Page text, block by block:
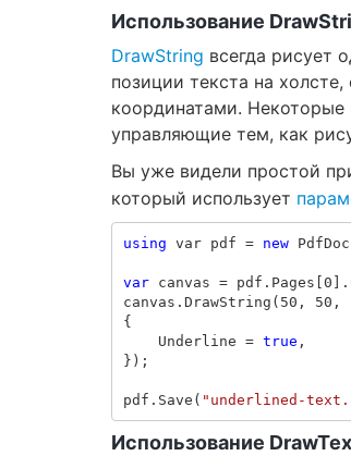
Использование
DrawString всегда рисует
позиции текста на
координатами. Некоторые
управляющие тем, как
Вы уже видели простой
который использует
using var pdf = new
var canvas = pdf . Pages 0 ].
canvas . DrawString ( 50 , 50 ,
{
Underline = true ,
});
pdf . Save ( "underlined-
Использование